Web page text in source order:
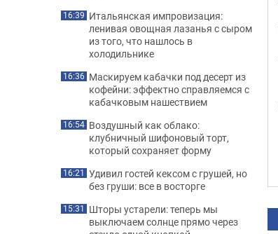
16:39 Итальянская импровизация:
ленивая овощная лазанья с сыром
из того, что нашлось в
холодильнике
16:36 Маскируем кабачки под десерт из
кофейни: эффектно справляемся с
кабачковым нашествием
16:54 Воздушный как облако:
клубничный шифоновый торт,
который сохраняет форму
16:21 Удивил гостей кексом с грушей, но
без груши: все в восторге
15:31 Шторы устарели: теперь мы
выключаем солнце прямо через